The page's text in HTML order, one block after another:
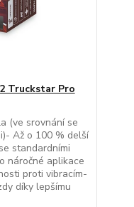
Truckstar Pro
(ve srovnání se
Až o 100 % delší
standardními
náročné aplikace
proti vibracím-
díky lepšímu